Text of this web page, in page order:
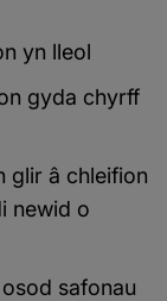
yn lleol
gyda chyrff
glir â chleifion
newid o
safonau